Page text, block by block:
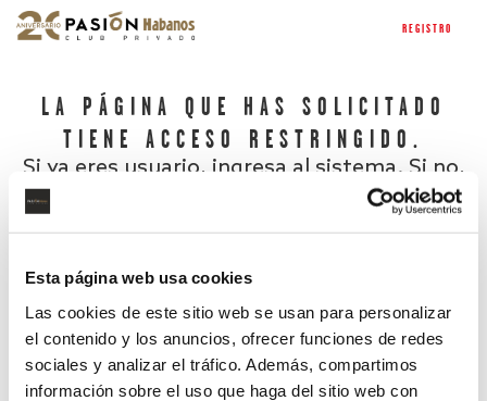
Esta página web usa cookies
Las cookies de este sitio web se usan para personalizar
el contenido y los anuncios, ofrecer funciones de redes
sociales y analizar el tráfico. Además, compartimos
información sobre el uso que haga del sitio web con
REGISTRO
LA PÁGINA QUE HAS SOLICITADO
TIENE ACCESO RESTRINGIDO.
Si ya eres usuario, ingresa al sistema. Si no,